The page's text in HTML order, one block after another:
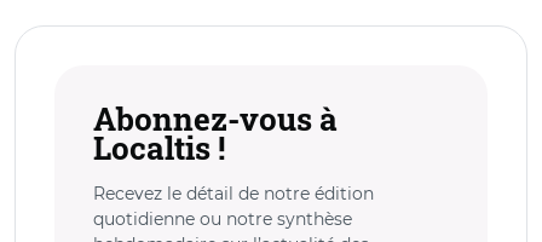
Abonnez-vous à
Localtis !
Recevez le détail de notre édition
quotidienne ou notre synthèse